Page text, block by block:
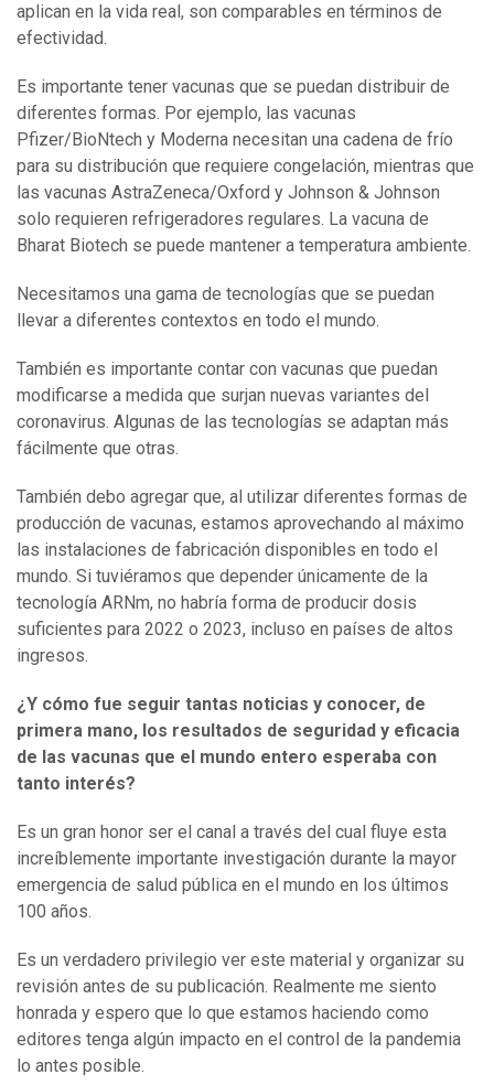
aplican en la vida real, son comparables en términos de
efectividad.
Es importante tener vacunas que se puedan distribuir de
diferentes formas. Por ejemplo, las vacunas
Pfizer/BioNtech y Moderna necesitan una cadena de frío
para su distribución que requiere congelación, mientras que
las vacunas AstraZeneca/Oxford y Johnson & Johnson
solo requieren refrigeradores regulares. La vacuna de
Bharat Biotech se puede mantener a temperatura ambiente.
Necesitamos una gama de tecnologías que se puedan
llevar a diferentes contextos en todo el mundo.
También es importante contar con vacunas que puedan
modificarse a medida que surjan nuevas variantes del
coronavirus. Algunas de las tecnologías se adaptan más
fácilmente que otras.
También debo agregar que, al utilizar diferentes formas de
producción de vacunas, estamos aprovechando al máximo
las instalaciones de fabricación disponibles en todo el
mundo. Si tuviéramos que depender únicamente de la
tecnología ARNm, no habría forma de producir dosis
suficientes para 2022 o 2023, incluso en países de altos
ingresos.
¿Y cómo fue seguir tantas noticias y conocer, de
primera mano, los resultados de seguridad y eficacia
de las vacunas que el mundo entero esperaba con
tanto interés?
Es un gran honor ser el canal a través del cual fluye esta
increíblemente importante investigación durante la mayor
emergencia de salud pública en el mundo en los últimos
100 años.
Es un verdadero privilegio ver este material y organizar su
revisión antes de su publicación. Realmente me siento
honrada y espero que lo que estamos haciendo como
editores tenga algún impacto en el control de la pandemia
lo antes posible.